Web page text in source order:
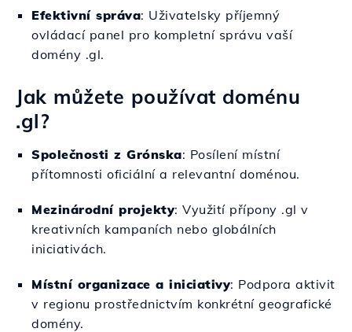
Efektivní správa: Uživatelsky příjemný
ovládací panel pro kompletní správu vaší
domény .gl.
Jak můžete používat doménu
.gl?
Společnosti z Grónska: Posílení místní
přítomnosti oficiální a relevantní doménou.
Mezinárodní projekty: Využití přípony .gl v
kreativních kampaních nebo globálních
iniciativách.
Místní organizace a iniciativy: Podpora aktivit
v regionu prostřednictvím konkrétní geografické
domény.